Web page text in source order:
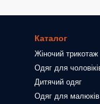
Каталог
Жіночий трикотаж
Одяг для
Дитячий одяг
Одяг для малюків